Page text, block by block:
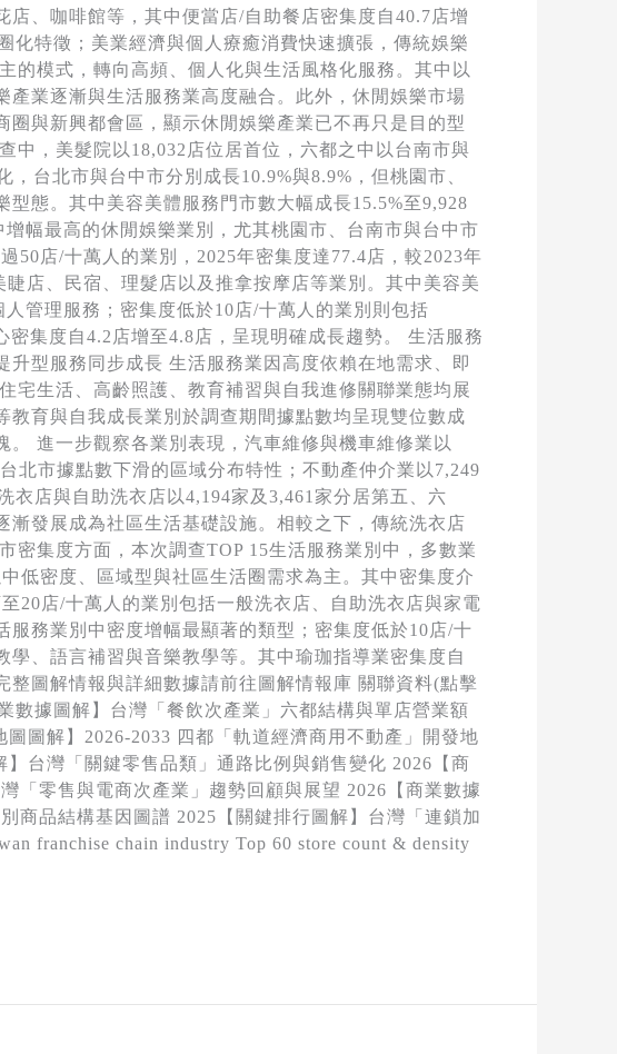
、咖啡館等，其中便當店/自助餐店密集度自40.7店增
化特徵；美業經濟與個人療癒消費快速擴張，傳統娛樂
的模式，轉向高頻、個人化與生活風格化服務。其中以
業逐漸與生活服務業高度融合。此外，休閒娛樂市場
與新興都會區，顯示休閒娛樂產業已不再只是目的型
中，美髮院以18,032店位居首位，六都之中以台南市與
台北市與台中市分別成長10.9%與8.9%，但桃園市、
態。其中美容美體服務門市數大幅成長15.5%至9,928
幅最高的休閒娛樂業別，尤其桃園市、台南市與台中市
50店/十萬人的業別，2025年密集度達77.4店，較2023年
店、民宿、理髮店以及推拿按摩店等業別。其中美容美
管理服務；密集度低於10店/十萬人的業別則包括
集度自4.2店增至4.8店，呈現明確成長趨勢。 生活服務
型服務同步成長 生活服務業因高度依賴在地需求、即
宅生活、高齡照護、教育補習與自我進修關聯業態均展
育與自我成長業別於調查期間據點數均呈現雙位數成
進一步觀察各業別表現，汽車維修與機車維修業以
北市據點數下滑的區域分布特性；不動產仲介業以7,249
衣店與自助洗衣店以4,194家及3,461家分居第五、六
發展成為社區生活基礎設施。相較之下，傳統洗衣店
密集度方面，本次調查TOP 15生活服務業別中，多數業
低密度、區域型與社區生活圈需求為主。其中密集度介
20店/十萬人的業別包括一般洗衣店、自助洗衣店與家電
務業別中密度增幅最顯著的類型；密集度低於10店/十
、語言補習與音樂教學等。其中瑜珈指導業密集度自
圖解情報與詳細數據請前往圖解情報庫 關聯資料(點擊
數據圖解】台灣「餐飲次產業」六都結構與單店營業額
圖解】2026-2033 四都「軌道經濟商用不動產」開發地
台灣「關鍵零售品類」通路比例與銷售變化 2026【商
「零售與電商次產業」趨勢回顧與展望 2026【商業數據
商品結構基因圖譜 2025【關鍵排行圖解】台灣「連鎖加
franchise chain industry Top 60 store count & density